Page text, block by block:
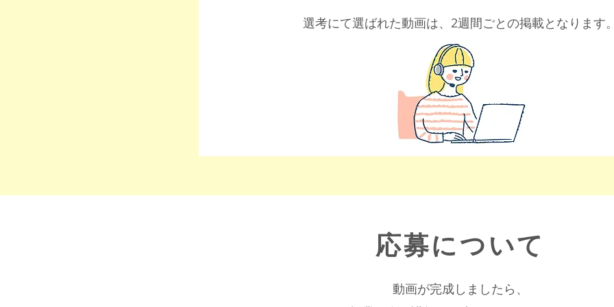
選考にて選ばれた動画は、2週間ごとの掲載となります
​応募について
動画が完成しましたら、